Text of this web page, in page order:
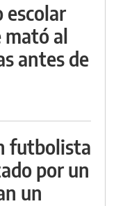
mató al
antes de
futbolista
por un
un